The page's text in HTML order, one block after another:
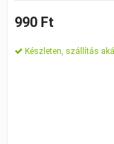
990 Ft
Készleten, szállítás